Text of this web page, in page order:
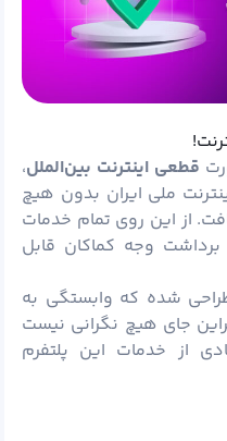
قطعی اینترنت بین‌الملل،
ملی ایران بدون هیچ
از این روی تمام خدمات
برداشت وجه کماکان قابل
شده که وابستگی به
جای هیچ نگرانی نیست
از خدمات این پلتفرم